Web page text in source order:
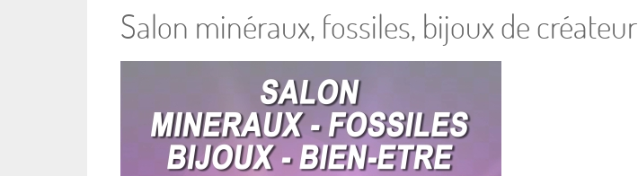
Salon minéraux, fossiles, bijoux de créateur